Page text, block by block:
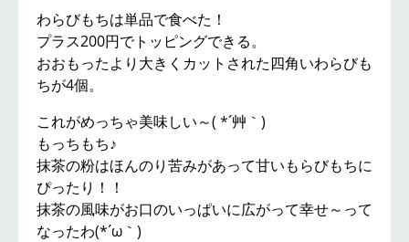
わらびもちは単品で食べた！
プラス200円でトッピングできる。
おおもったより大きくカットされた四角いわらびも
ちが4個。
これがめっちゃ美味しい～( *´艸｀)
もっちもち♪
抹茶の粉はほんのり苦みがあって甘いもらびもちに
ぴったり！！
抹茶の風味がお口のいっぱいに広がって幸せ～って
なったわ(*´ω｀)